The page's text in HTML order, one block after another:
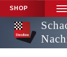
SHOP